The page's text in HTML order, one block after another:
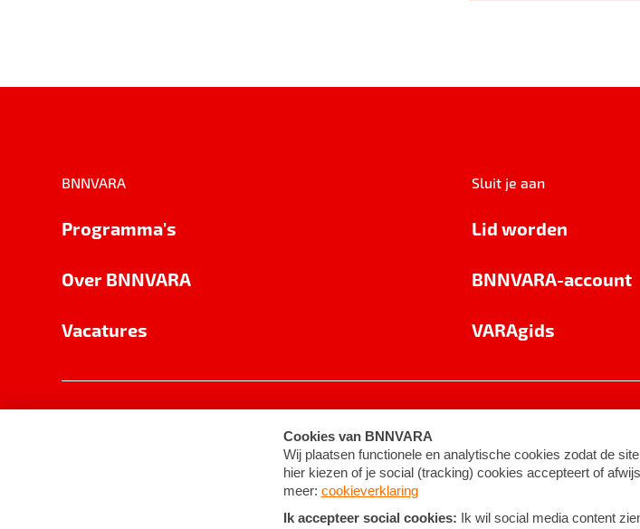
BNNVARA
Programma's
Over BNNVARA
Vacatures
Sluit je aan
Lid worden
BNNVARA-account
VARAgids
Cookie-instellingen Algemene voorwaarden ©2026BNNVARA